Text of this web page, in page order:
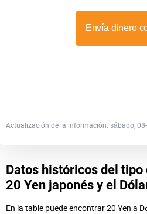
Actualización de la información: sábado,
Datos históricos del tipo
20 Yen japonés y el
En la table puede encontrar 20 Yen a